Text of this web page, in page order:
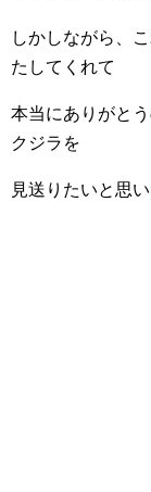
しかしながら、
たしてくれて
本当にありがと
クジラを
見送りたいと思い